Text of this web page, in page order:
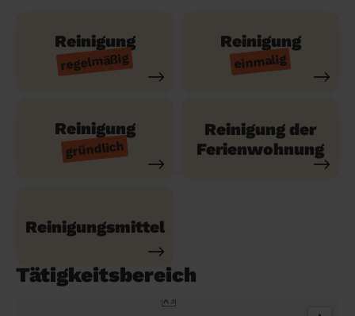
Reinigung
regelmäßig
Reinigung
einmalig
Reinigung
gründlich
Reinigung der
Ferienwohnung
Reinigungsmittel
Tätigkeitsbereich